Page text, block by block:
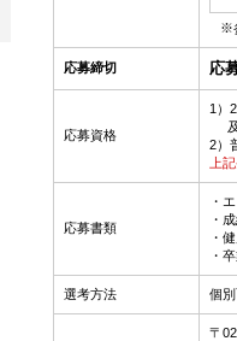
※
応募締切 応
応募資格
1）
及
2）
上
応募書類
・
・
・
・
選考方法 個
〒